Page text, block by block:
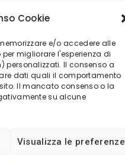
Cookie
e/o accedere alle
migliorare l'esperienza di
personalizzati. Il consenso a
dati quali il comportamento
Il mancato consenso o la
su alcune
Visualizza le preferenze
rotazione
su società
diventi